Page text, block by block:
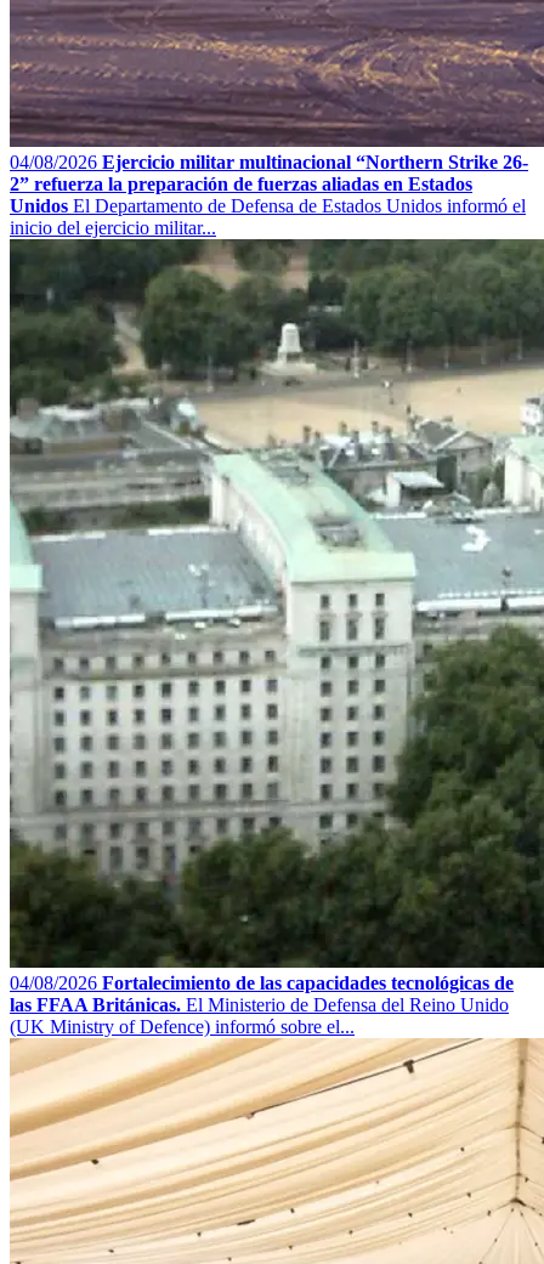
04/08/2026 Ejercicio militar multinacional “Northern Strike 26-
2” refuerza la preparación de fuerzas aliadas en Estados
Unidos El Departamento de Defensa de Estados Unidos informó el
inicio del ejercicio militar...
04/08/2026 Fortalecimiento de las capacidades tecnológicas de
las FFAA Británicas. El Ministerio de Defensa del Reino Unido
(UK Ministry of Defence) informó sobre el...